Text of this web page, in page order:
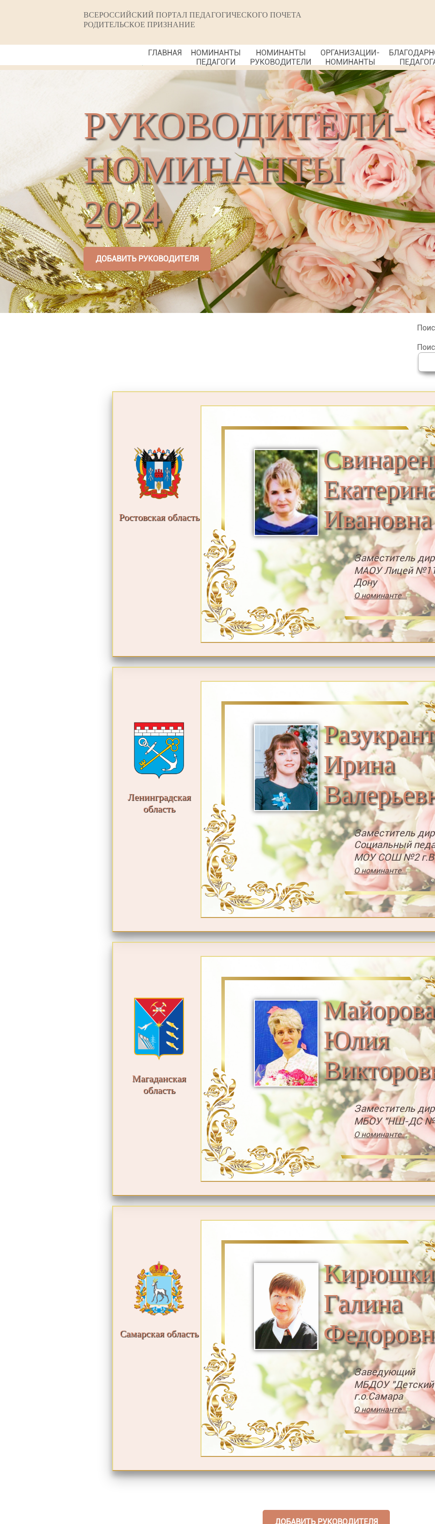
ВСЕРОССИЙСКИЙ ПОРТАЛ ПЕДАГОГИЧЕСКОГО ПОЧЕТА
РОДИТЕЛЬСКОЕ ПРИЗНАНИЕ
ГЛАВНАЯ
НОМИНАНТЫ
ПЕДАГОГИ
НОМИНАНТЫ
РУКОВОДИТЕЛИ
ОРГАНИЗАЦИИ-
НОМИНАНТЫ
РУКОВОДИТЕЛИ-
НОМИНАНТЫ
2024
ДОБАВИТЬ РУКОВОДИТЕЛЯ
Ростовская область
Ивановна
Заместитель
МАОУ Лицей №11
Дону
О номинанте...
Ленинградская
область
Ирина
Заместитель
Социальный
МОУ СОШ №2
О номинанте...
Магаданская
область
Юлия
Заместитель
МБОУ "НШ-ДС
О номинанте...
Самарская область
Галина
Заведующий
МБДОУ
г.о.Самара
О номинанте...
ДОБАВИТЬ РУКОВОДИТЕЛЯ